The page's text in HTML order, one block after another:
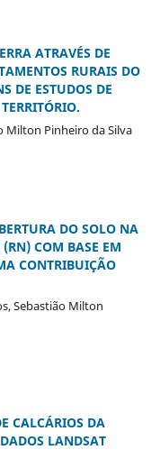
ATRAVÉS DE
RURAIS DO
DE ESTUDOS DE
Milton Pinheiro da Silva
DO SOLO NA
COM BASE EM
CONTRIBUIÇÃO
Sebastião Milton
CALCÁRIOS DA
LANDSAT